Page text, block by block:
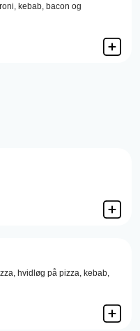
kebab, bacon og
hvidløg på pizza, kebab,